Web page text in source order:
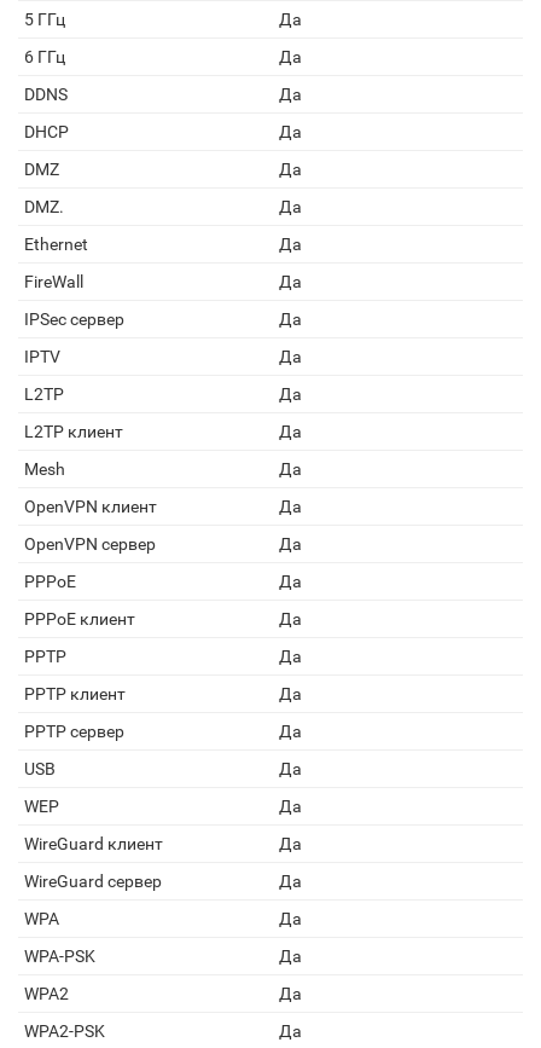
5 ГГц
Да
6 ГГц
Да
DDNS
Да
DHCP
Да
DMZ
Да
DMZ.
Да
Ethernet
Да
FireWall
Да
IPSec сервер
Да
IPTV
Да
L2TP
Да
L2TP клиент
Да
Mesh
Да
OpenVPN клиент
Да
OpenVPN сервер
Да
PPPoE
Да
PPPoE клиент
Да
PPTP
Да
PPTP клиент
Да
PPTP сервер
Да
USB
Да
WEP
Да
WireGuard клиент
Да
WireGuard сервер
Да
WPA
Да
WPA-PSK
Да
WPA2
Да
WPA2-PSK
Да